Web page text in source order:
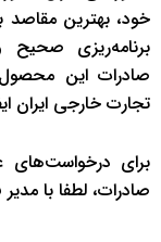
خود، بهترین مقاصد
برنامه‌ریزی صحیح
صادرات این
تجارت خارجی ایران
برای درخواست‌های
صادرات، لطفا با